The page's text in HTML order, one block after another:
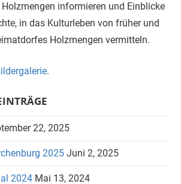
Holzmengen informieren und Einblicke
in das Kulturleben von früher und
Holzmengen vermitteln.
.
22, 2025
2025 Juni 2, 2025
2024 Mai 13, 2024